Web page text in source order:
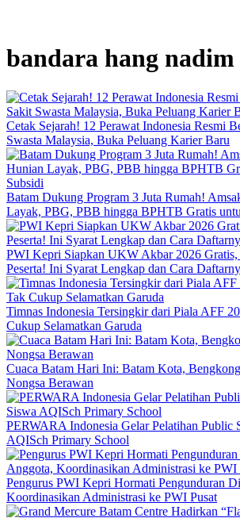
bandara hang
Cetak Sejarah! 12 Perawat Indonesia Resmi
Swasta Malaysia, Buka Peluang Karier Baru
Batam Dukung Program 3 Juta Rumah!
Layak, PBG, PBB hingga BPHTB Gratis
PWI Kepri Siapkan UKW Akbar 2026 Gratis,
Peserta! Ini Syarat Lengkap dan Cara
Timnas Indonesia Tersingkir dari Piala AFF
Cukup Selamatkan Garuda
Cuaca Batam Hari Ini: Batam Kota,
Nongsa Berawan
PERWARA Indonesia Gelar Pelatihan Public
AQISch Primary School
Pengurus PWI Kepri Hormati Pengunduran
Koordinasikan Administrasi ke PWI Pusat